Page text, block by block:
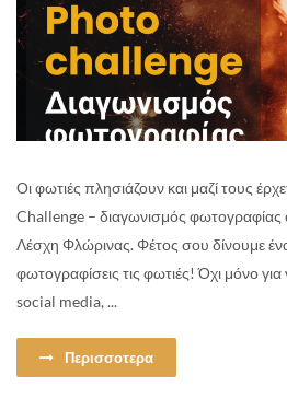
Οι φωτιές πλησιάζουν και μαζί τους
Challenge – διαγωνισμός
Λέσχη Φλώρινας. Φέτος σου δίνουμε
φωτογραφίσεις τις φωτιές! Όχι μόνο για
social media, ...
Περισσοτερα